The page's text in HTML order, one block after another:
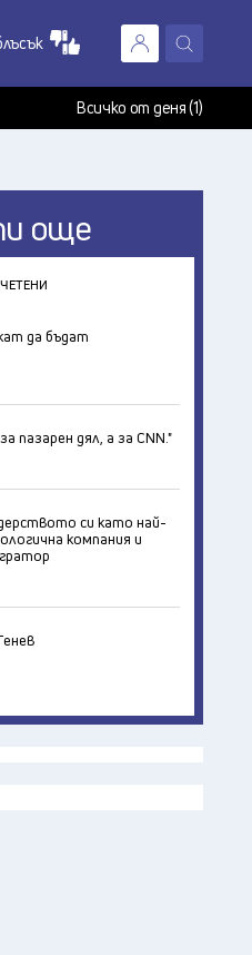
Всичко от деня (1)
още
да бъдат
пазарен дял, а за CNN."
си като най-
компания и